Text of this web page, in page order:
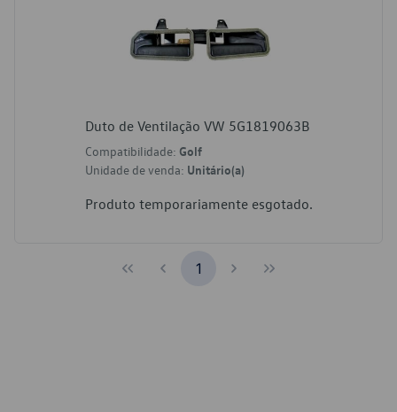
Duto de Ventilação VW 5G1819063B
Compatibilidade: Golf
Unidade de venda: Unitário(a)
Produto temporariamente esgotado.
1